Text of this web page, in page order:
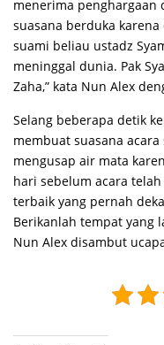
menerima penghargaan
suasana berduka
suami beliau ustadz
meninggal dunia. Pak
Zaha,” kata Nun Alex
Selang beberapa detik
membuat suasana
mengusap air mata
hari sebelum acara
terbaik yang pernah
Berikanlah tempat yang
Nun Alex disambut